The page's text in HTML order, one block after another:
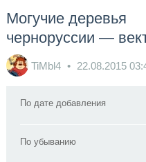
Могучие деревья
черноруссии —
TiMbl4 22.08.2015
По дате добавления
По убыванию